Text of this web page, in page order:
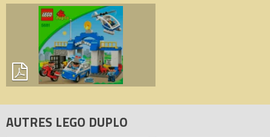
AUTRES LEGO DUPLO